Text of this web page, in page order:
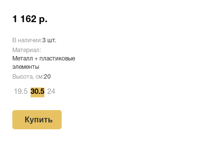
1 162 р.
В наличии:3 шт.
Материал:
Металл + пластиковые
элементы
Высота, см:20
19.5 30.5 24
Купить